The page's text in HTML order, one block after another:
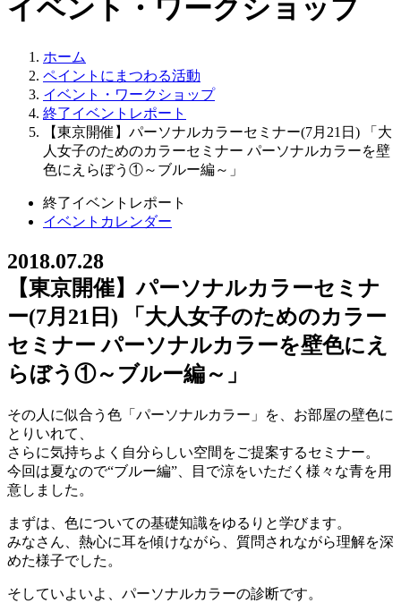
イベント・ワークショップ
ホーム
ペイントにまつわる活動
イベント・ワークショップ
終了イベントレポート
【東京開催】パーソナルカラーセミナー(7月21日) 「大
人女子のためのカラーセミナー パーソナルカラーを壁
色にえらぼう①～ブルー編～」
終了イベントレポート
イベントカレンダー
2018.07.28
【東京開催】パーソナルカラーセミナ
ー(7月21日) 「大人女子のためのカラー
セミナー パーソナルカラーを壁色にえ
らぼう①～ブルー編～」
その人に似合う色「パーソナルカラー」を、お部屋の壁色に
とりいれて、
さらに気持ちよく自分らしい空間をご提案するセミナー。
今回は夏なので“ブルー編”、目で涼をいただく様々な青を用
意しました。
まずは、色についての基礎知識をゆるりと学びます。
みなさん、熱心に耳を傾けながら、質問されながら理解を深
めた様子でした。
そしていよいよ、パーソナルカラーの診断です。